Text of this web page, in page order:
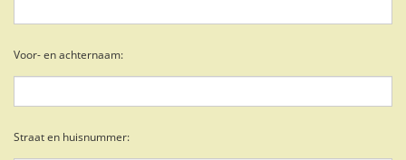
Voor- en achternaam:
Straat en huisnummer: